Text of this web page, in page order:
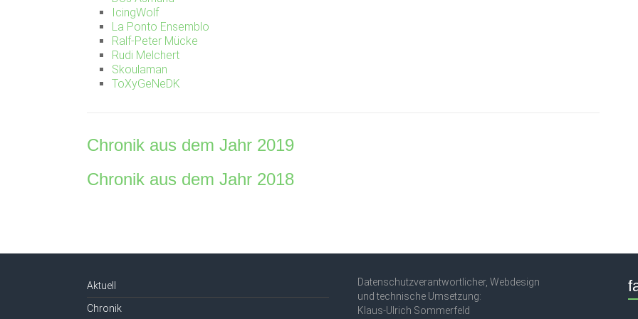
IcingWolf
La Ponto Ensemblo
Ralf-Peter Mücke
Rudi Melchert
Skoulaman
ToXyGeNeDK
Chronik aus dem Jahr 2019
Chronik aus dem Jahr 2018
Aktuell
Chronik
Datenschutzverantwortlicher, Webdesign
und technische Umsetzung:
Klaus-Ulrich Sommerfeld